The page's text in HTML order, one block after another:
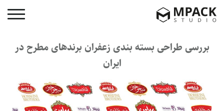
بررسی طراحی بسته بندی زعفران برندهای مطرح در
ایران